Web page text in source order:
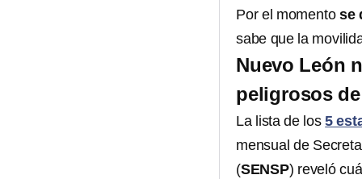
Por el momento se
sabe que la
Nuevo León
peligrosos
La lista de los5
mensual de
(SENSP) reveló